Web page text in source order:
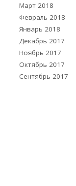
Март 2018
Февраль 2018
Январь 2018
Декабрь 2017
Ноябрь 2017
Октябрь 2017
Сентябрь 2017